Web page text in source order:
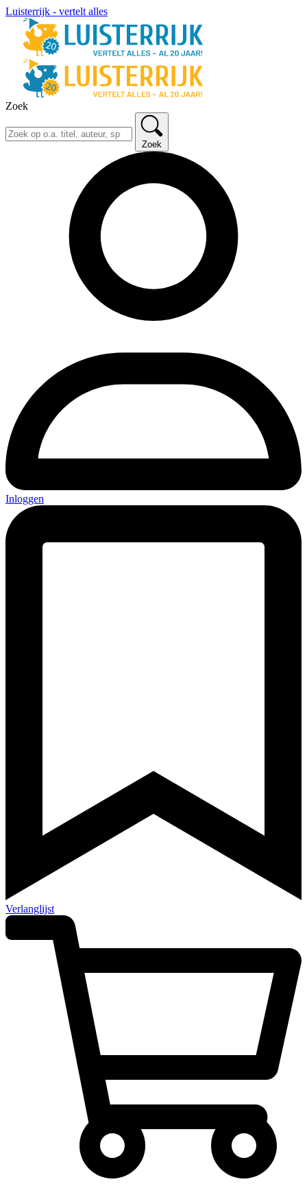
Luisterrijk - vertelt alles
Zoek
Zoek
Inloggen
Verlanglijst